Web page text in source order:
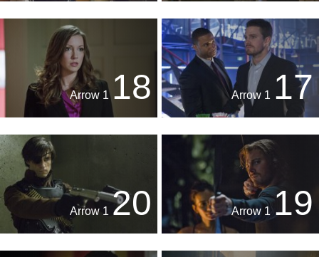
17
18
Arrow 1
19
20